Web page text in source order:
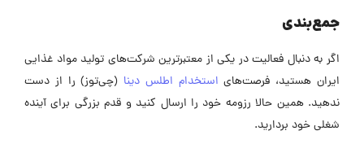
جمع‌بندی
اگر به دنبال فعالیت در یکی از معتبرترین شرکت‌های تولید مواد غذایی
ایران هستید، فرصت‌های استخدام اطلس دینا (چی‌توز) را از دست
ندهید. همین حالا رزومه خود را ارسال کنید و قدم بزرگی برای آینده
شغلی خود بردارید.